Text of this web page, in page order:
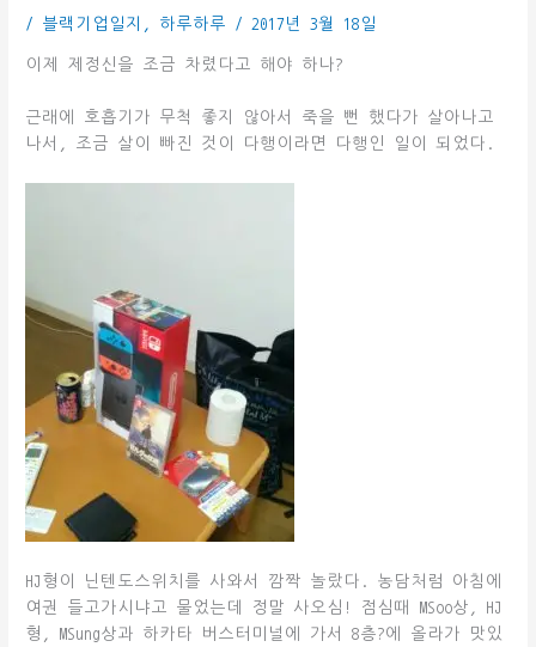
/ 블랙기업일지 하루하루 / 2017년 3월 18일
이제 제정신을 조금 차렸다고 해야 하나?
근래에 호흡기가 무척 좋지 않아서 죽을 뻔 했다가 살아나고
나서, 조금 살이 빠진 것이 다행이라면 다행인 일이 되었다.
HJ형이 닌텐도스위치를 사와서 깜짝 놀랐다. 농담처럼 아침에
여권 들고가시냐고 물었는데 정말 사오심! 점심때 MSoo상, HJ
형, MSung상과 하카타 버스터미널에 가서 8층?에 올라가 맛있